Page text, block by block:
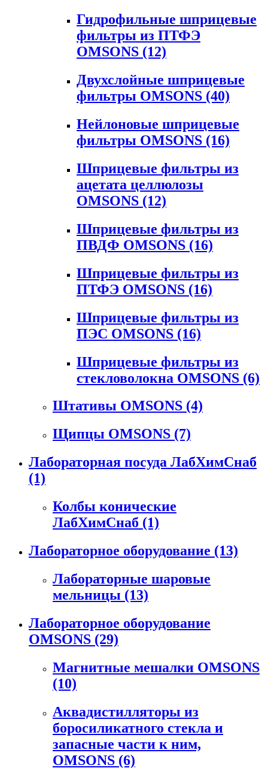
Гидрофильные шприцевые
фильтры из ПТФЭ
OMSONS (12)
Двухслойные шприцевые
фильтры OMSONS (40)
Нейлоновые шприцевые
фильтры OMSONS (16)
Шприцевые фильтры из
ацетата целлюлозы
OMSONS (12)
Шприцевые фильтры из
ПВДФ OMSONS (16)
Шприцевые фильтры из
ПТФЭ OMSONS (16)
Шприцевые фильтры из
ПЭС OMSONS (16)
Шприцевые фильтры из
стекловолокна OMSONS (6)
Штативы OMSONS (4)
Щипцы OMSONS (7)
Лабораторная посуда ЛабХимСнаб
(1)
Колбы конические
ЛабХимСнаб (1)
Лабораторное оборудование (13)
Лабораторные шаровые
мельницы (13)
Лабораторное оборудование
OMSONS (29)
Магнитные мешалки OMSONS
(10)
Аквадистилляторы из
боросиликатного стекла и
запасные части к ним,
OMSONS (6)